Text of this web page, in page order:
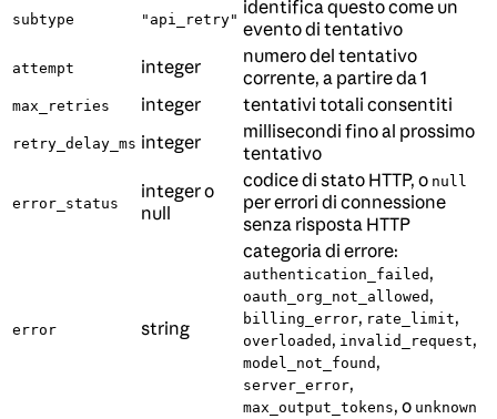
subtype "api_retry"
identifica questo come un
evento di tentativo
attempt integer
numero del tentativo
corrente, a partire da 1
max_retries integer tentativi totali consentiti
retry_delay_ms integer
millisecondi fino al prossimo
tentativo
error_status
integer o
null
codice di stato HTTP, o null
per errori di connessione
senza risposta HTTP
error string
categoria di errore:
authentication_failed ,
oauth_org_not_allowed ,
billing_error, rate_limit,
overloaded , invalid_request,
model_not_found ,
server_error,
max_output_tokens, o unknown